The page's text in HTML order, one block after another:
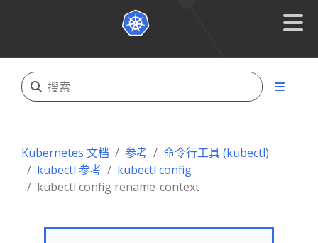
Kubernetes 文档 参考
命令行工具 (kubectl)
kubectl 参考
kubectl config
kubectl config rename-context